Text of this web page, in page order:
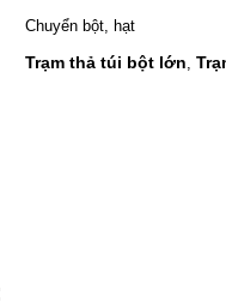
Chuyển bột, hạt
Trạm thả túi bột lớn,